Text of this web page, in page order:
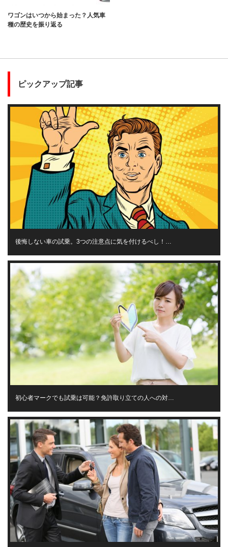
ワゴンはいつから始まった？人気車
種の歴史を振り返る
ピックアップ記事
後悔しない車の試乗。3つの注意点に気を付けるべし！…
初心者マークでも試乗は可能？免許取り立ての人への対…